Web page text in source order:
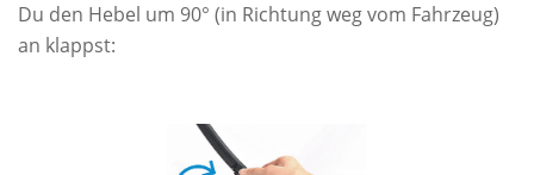
Du den Hebel um 90° (in Richtung weg vom Fahrzeug)
an klappst: